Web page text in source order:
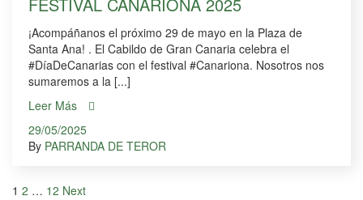
FESTIVAL CANARIONA 2025
¡Acompáñanos el próximo 29 de mayo en la Plaza de
Santa Ana! . El Cabildo de Gran Canaria celebra el
#DíaDeCanarias con el festival #Canariona. Nosotros nos
sumaremos a la [...]
Leer Más
29/05/2025
By PARRANDA DE TEROR
1 2 … 12 Next